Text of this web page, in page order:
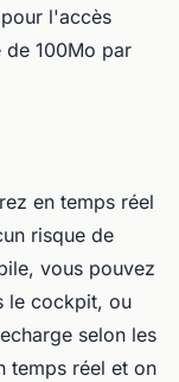
l'accès
de 100Mo par
en temps réel
risque de
vous pouvez
le cockpit, ou
selon les
temps réel et on